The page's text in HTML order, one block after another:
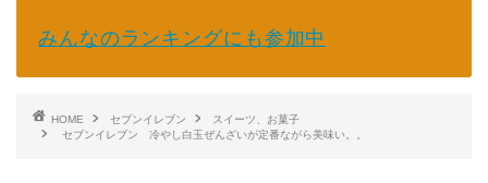
みんなのランキングにも参加中
HOME セブンイレブン
スイーツ、お菓子
セブンイレブン 冷やし白玉ぜんざいが定番ながら美味い。。